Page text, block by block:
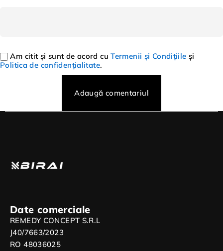
Am citit și sunt de acord cuTermenii și Condițiile și
Politica de confidențialitate.
Adaugă comentariul
Date comerciale
REMEDY CONCEPT S.R.L
J40/7663/2023
RO 48036025